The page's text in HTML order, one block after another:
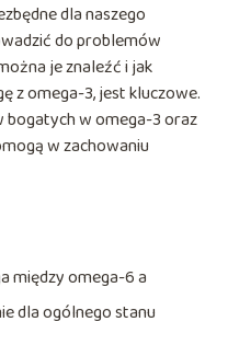
dla naszego
do problemów
je znaleźć i jak
z omega-3, jest kluczowe.
w omega-3 oraz
w zachowaniu
między omega-6 a
dla ogólnego stanu